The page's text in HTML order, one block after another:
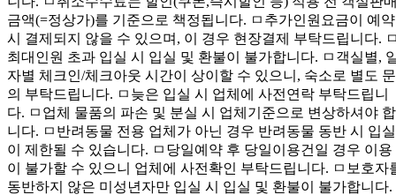
금액(=정상가)를 기준으로 책정됩니다. ㅁ추가인원요금이 예약
시 결제되지 않을 수 있으며, 이 경우 현장결제 부탁드립니다.
최대인원 초과 입실 시 입실 및 환불이 불가합니다. ㅁ객실별,
자별 체크인/체크아웃 시간이 상이할 수 있으니, 숙소로 별도 문
의 부탁드립니다. ㅁ늦은 입실 시 업체에 사전연락 부탁드립니
다. ㅁ업체 물품의 파손 및 분실 시 업체기준으로 변상하셔야 합
니다. ㅁ반려동물 전용 업체가 아닌 경우 반려동물 동반 시 입실
이 제한될 수 있습니다. ㅁ당일예약 후 당일이용건일 경우 이용
이 불가할 수 있으니 업체에 사전확인 부탁드립니다. ㅁ보호자
동반하지 않은 미성년자만 입실 시 입실 및 환불이 불가합니다.